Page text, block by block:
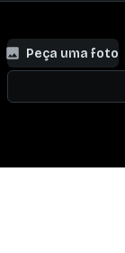
Peça uma foto